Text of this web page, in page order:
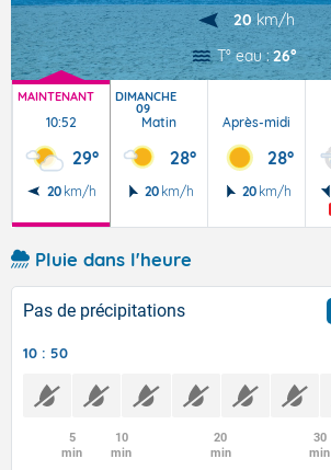
20 km/h
T° eau :26°
MAINTENANT
10:52
29°
20 km/h
DIMANCHE
09
Matin
28°
20 km/h
Après-midi
28°
20 km/h
Pluie dans l'heure
Pas de précipitations
10 : 50
5
min
10
min
20
min
30
min